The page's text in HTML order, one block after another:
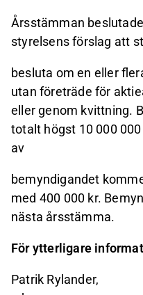
Årsstämman
styrelsens förslag att
besluta om en eller
utan företräde för
eller genom kvittning.
totalt högst 10 000
av
bemyndigandet
med 400 000 kr.
nästa årsstämma.
För ytterligare
Patrik Rylander,